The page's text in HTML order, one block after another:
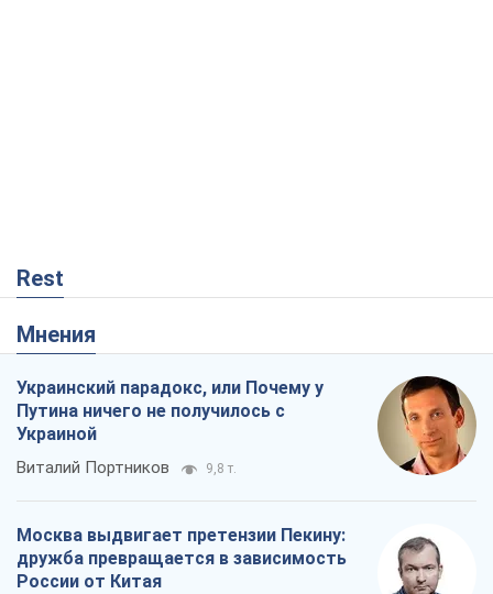
Rest
Мнения
Украинский парадокс, или Почему у
Путина ничего не получилось с
Украиной
Виталий Портников 9,8 т.
Москва выдвигает претензии Пекину:
дружба превращается в зависимость
России от Китая